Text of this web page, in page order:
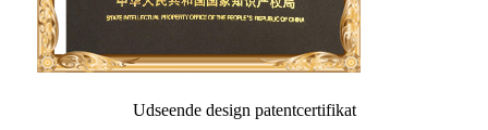
Udseende design patentcertifikat